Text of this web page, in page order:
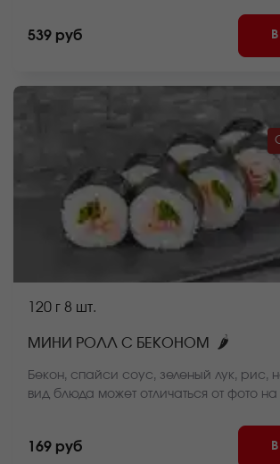
539 руб
120 г 8 шт.
МИНИ РОЛЛ С БЕКОНОМ 🌶
Бекон, спайси соус, зеленый лук, рис,
вид блюда может отличаться от фото на
169 руб